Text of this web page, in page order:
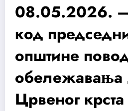
08.05.2026.
код
општине
обележавања
Црвеног крста